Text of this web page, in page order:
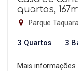
quartos,
Parque
3 Quartos 3
Mais informações